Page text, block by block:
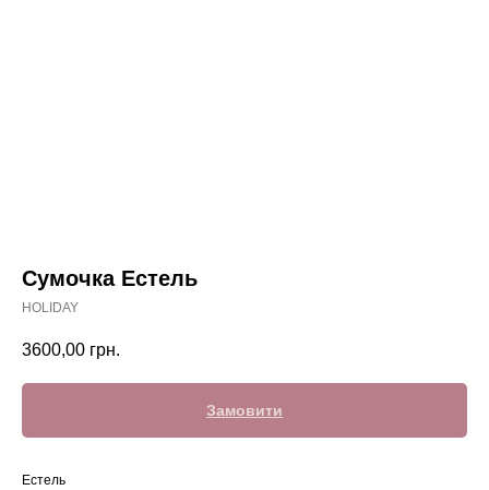
Сумочка Естель
HOLIDAY
3600,00 грн.
Замовити
Естель